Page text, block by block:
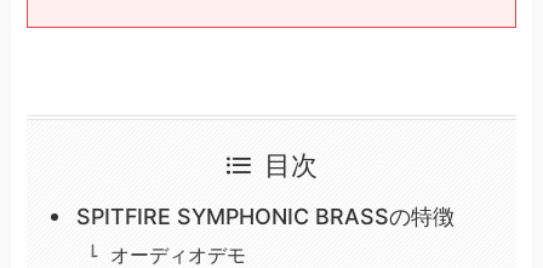
目次
SPITFIRE SYMPHONIC BRASSの特徴
オーディオデモ